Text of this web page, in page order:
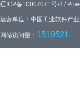
辽ICP备10007071号-3 /
运营单位：中国工业软件产
网站访问量： 1519521